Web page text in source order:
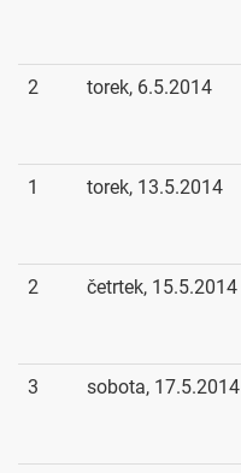
2 torek, 6.5.2014
1 torek, 13.5.2014
2 četrtek, 15.5.2014
3 sobota, 17.5.2014